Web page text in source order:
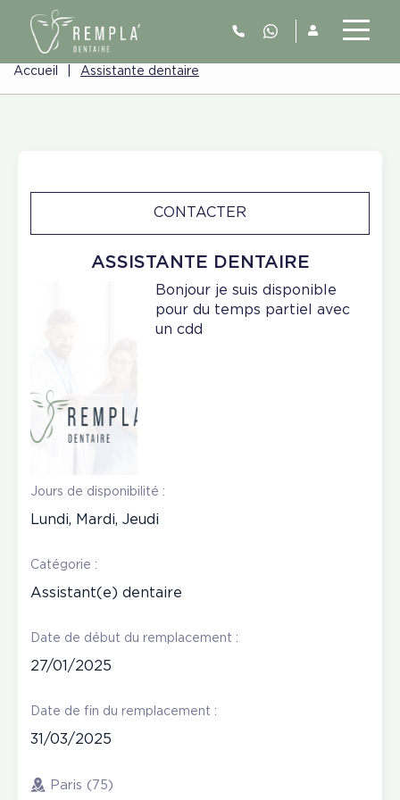
Accueil Assistante dentaire
ASSISTANTE DENTAIRE
CONTACTER
Bonjour je suis disponible
pour du temps partiel avec
un cdd
Jours de disponibilité :
Lundi, Mardi, Jeudi
Catégorie :
Assistant(e) dentaire
Date de début du remplacement :
27/01/2025
Date de fin du remplacement :
31/03/2025
Paris (75)